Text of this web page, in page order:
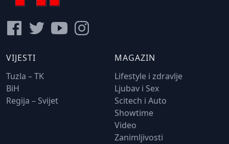
VIJESTI
Tuzla – TK
BiH
Regija – Svijet
MAGAZIN
Lifestyle i zdravlje
Ljubav i Sex
Scitech i Auto
Showtime
Video
Zanimljivosti